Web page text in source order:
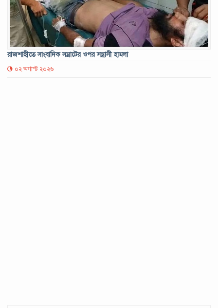
রাজশাহীতে সাংবাদিক সম্রাটের ওপর সন্ত্রাসী হামলা
০২ অগাস্ট ২০২৬